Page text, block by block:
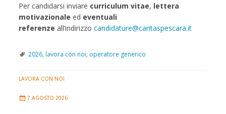
Per candidarsi inviare curriculum vitae, lettera
motivazionale ed eventuali
referenze all’indirizzocandidature@caritaspescara.it
2026,lavora con noi, operatore generico
LAVORA CON NOI
7 AGOSTO 2026